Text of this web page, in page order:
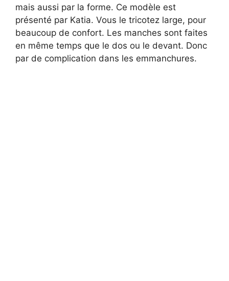
mais aussi par la forme. Ce modèle est
présenté par Katia. Vous le tricotez large, pour
beaucoup de confort. Les manches sont faites
en même temps que le dos ou le devant. Donc
par de complication dans les emmanchures.